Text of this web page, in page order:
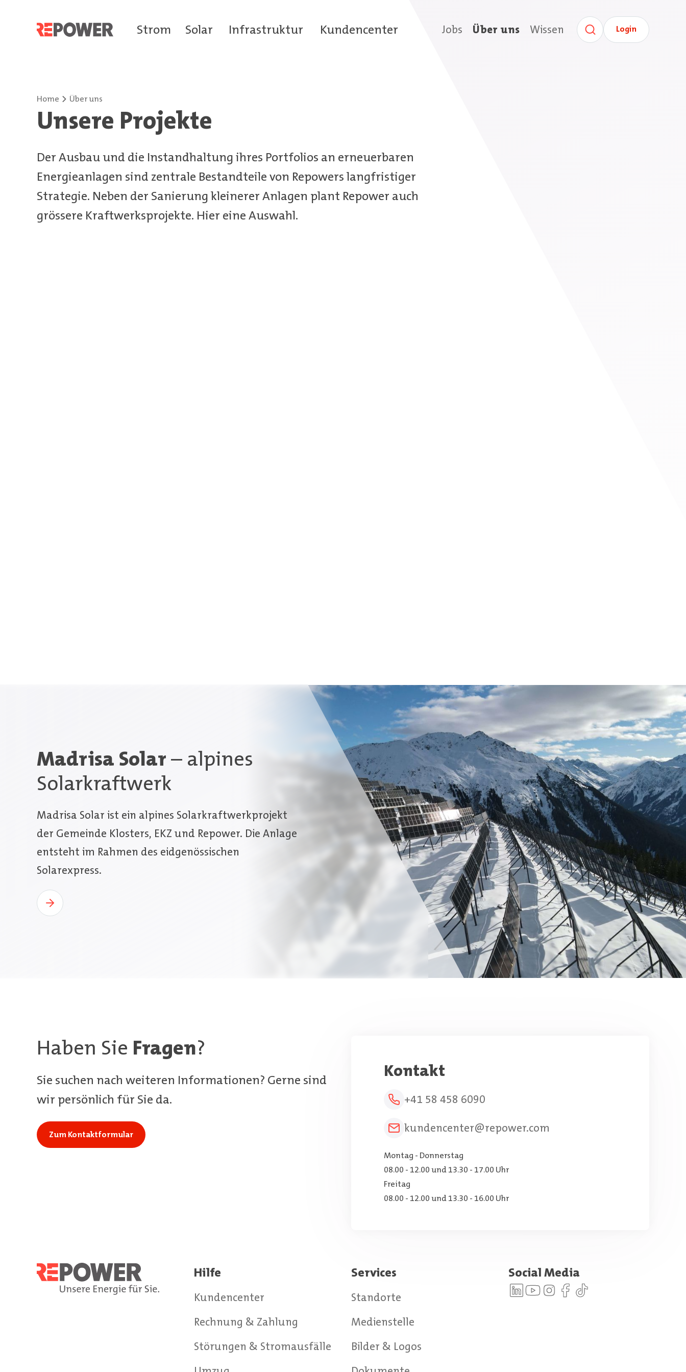
Jobs Über uns Wissen Login
Strom Solar Infrastruktur Kundencenter
Home Über uns
Unsere Projekte
Der Ausbau und die Instandhaltung ihres Portfolios an erneuerbaren
Energieanlagen sind zentrale Bestandteile von Repowers langfristiger
Strategie. Neben der Sanierung kleinerer Anlagen plant Repower auch
grössere Kraftwerksprojekte. Hier eine Auswahl.
Madrisa Solar– alpines
Solarkraftwerk
Madrisa Solar ist ein alpines Solarkraftwerkprojekt
der Gemeinde Klosters, EKZ und Repower. Die Anlage
entsteht im Rahmen des eidgenössischen
Solarexpress.
Haben Sie Fragen?
Sie suchen nach weiteren Informationen? Gerne sind
wir persönlich für Sie da.
Zum Kontaktformular
Kontakt
+41 58 458 6090
kundencenter@repower.com
Montag - Donnerstag
08.00 - 12.00 und 13.30 - 17.00 Uhr
Freitag
08.00 - 12.00 und 13.30 - 16.00 Uhr
Hilfe
Kundencenter
Rechnung & Zahlung
Störungen & Stromausfälle
Services
Standorte
Medienstelle
Bilder & Logos
Social Media